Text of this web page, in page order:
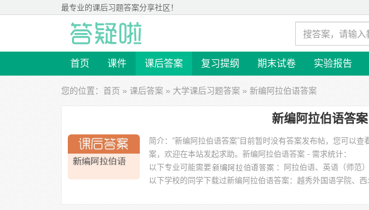
最专业的课后习题答案分享社区！
首页 课件 课后答案 复习提纲 期末试卷 实验报告
您的位置： 首页 » 课后答案 » 大学课后习题答案 » 新编阿拉伯语答案
新编阿拉伯语答案
简介： “新编阿拉伯语答案”目前暂时没有答案发布帖，您可以
案，欢迎在本站发起求助。 新编阿拉伯语答案 - 需求统计：
以下专业可能需要
：阿拉伯语、英语（师范
以下学校的同学下载过新编阿拉伯语答案：越秀外国语学院、